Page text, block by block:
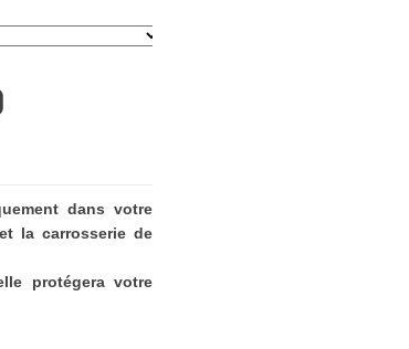
dans votre
la carrosserie de
protégera votre